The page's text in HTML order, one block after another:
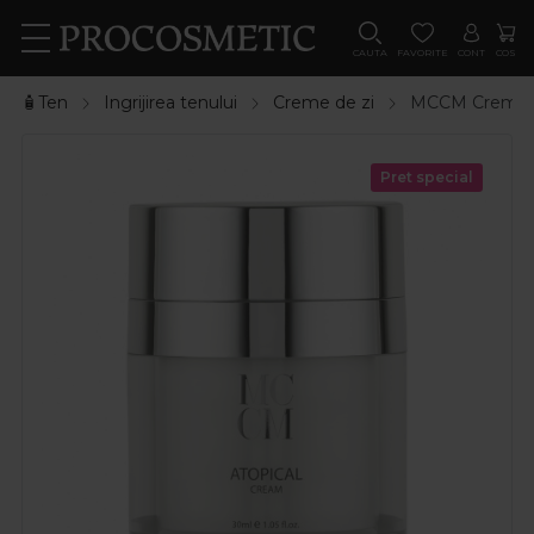
CAUTA FAVORITE CONT COS
🧴Ten Ingrijirea tenului Creme de zi MCCM
Pret special